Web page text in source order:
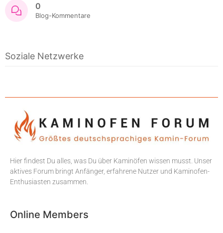
0
Blog-Kommentare
Soziale Netzwerke
Hier findest Du alles, was Du über Kaminöfen wissen musst. Unser
aktives Forum bringt Anfänger, erfahrene Nutzer und Kaminofen-
Enthusiasten zusammen.
Online Members